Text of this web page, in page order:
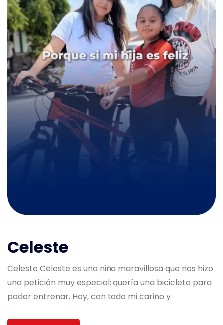
Celeste
Celeste Celeste es una niña maravillosa que nos hizo
una petición muy especial: quería una bicicleta para
poder entrenar. Hoy, con todo mi cariño y